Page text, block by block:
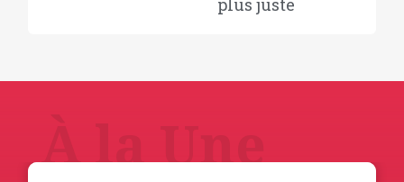
plus juste
À la Une